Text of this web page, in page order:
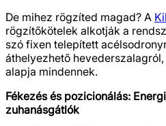
De mihez rögzíted magad? A
rögzítőkötelek alkotják a
szó fixen telepített
áthelyezhető
alapja mindennek.
Fékezés és pozicionálás:
zuhanásgátlók